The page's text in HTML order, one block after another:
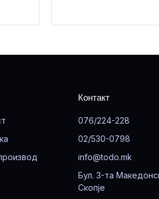
Контакт
076/224-228
02/530-0798
info@todo.mk
Бул. 3-та
Скопје